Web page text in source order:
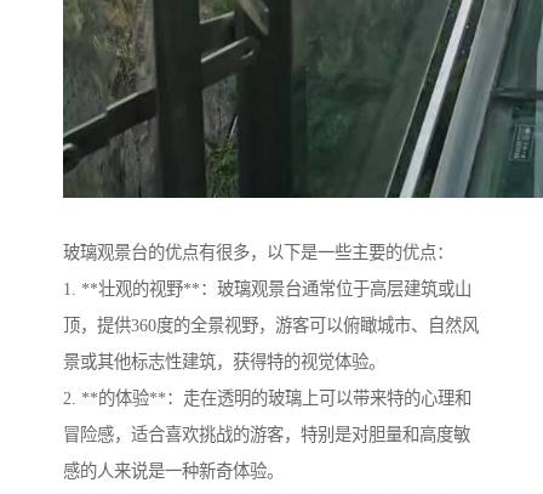
玻璃观景台的优点有很多，以下是一些主要的优点：
1. **壮观的视野**：玻璃观景台通常位于高层建筑或山
顶，提供360度的全景视野，游客可以俯瞰城市、自然风
景或其他标志性建筑，获得特的视觉体验。
2. **的体验**：走在透明的玻璃上可以带来特的心理和
冒险感，适合喜欢挑战的游客，特别是对胆量和高度敏
感的人来说是一种新奇体验。